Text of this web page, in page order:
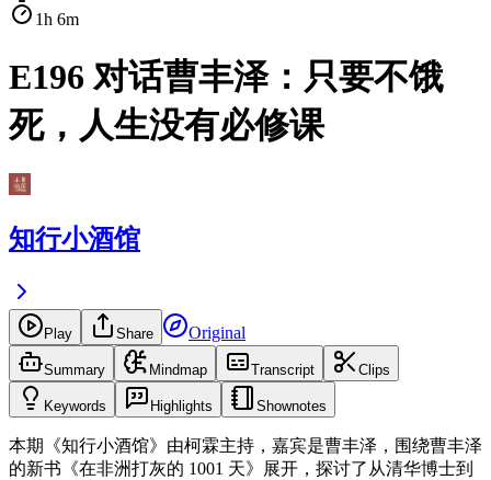
1h 6m
E196 对话曹丰泽：只要不饿
死，人生没有必修课
知行小酒馆
Play Share Original
Summary Mindmap Transcript Clips
Keywords Highlights Shownotes
本期《知行小酒馆》由柯霖主持，嘉宾是曹丰泽，围绕曹丰泽
的新书《在非洲打灰的 1001 天》展开，探讨了从清华博士到